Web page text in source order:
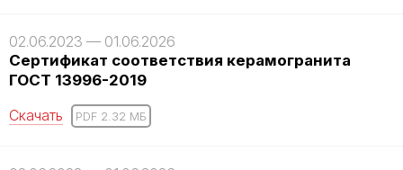
02.06.2023 — 01.06.2026
Сертификат соответствия керамогранита
ГОСТ 13996-2019
Скачать
PDF 2.32 MБ